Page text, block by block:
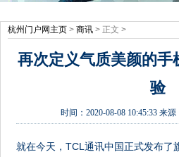
杭州门户网主页 > 商讯 > 正文 >
再次定义气质美颜的手
验
时间：2020-08-08 10:45:33 来源
就在今天，TCL通讯中国正式发布了